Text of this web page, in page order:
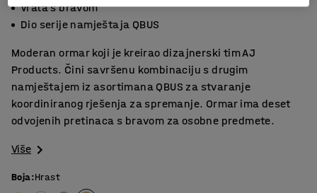
Vrata s bravom
Dio serije namještaja QBUS
Moderan ormar koji je kreirao dizajnerski tim AJ
Products. Čini savršenu kombinaciju s drugim
namještajem iz asortimana QBUS za stvaranje
koordiniranog rješenja za spremanje. Ormar ima deset
odvojenih pretinaca s bravom za osobne predmete.
Više
Boja:Hrast